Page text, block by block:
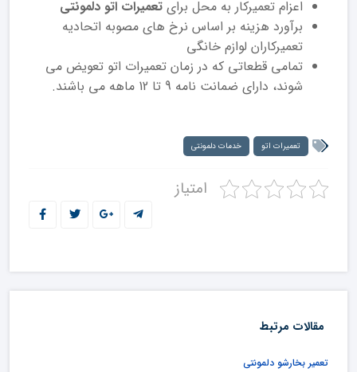
اعزام تعمیرکار به محل برای تعمیرات اتو دلمونتی
برآورد هزینه بر اساس نرخ های مصوبه اتحادیه
تعمیرکاران لوازم خانگی
تمامی قطعاتی که در زمان تعمیرات اتو تعویض می
شوند، دارای ضمانت نامه 9 تا 12 ماهه می باشند.
تعمیرات اتو خدمات دلمونتی
امتیاز
مقالات مرتبط
تعمیر بخارشو دلمونتی